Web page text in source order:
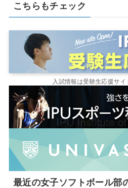
こちらもチェック
入試情報は受験生応援サイ
最近の女子ソフトボール部